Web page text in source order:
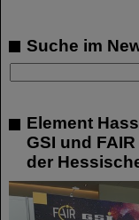
Suche im
Element
GSI und
der